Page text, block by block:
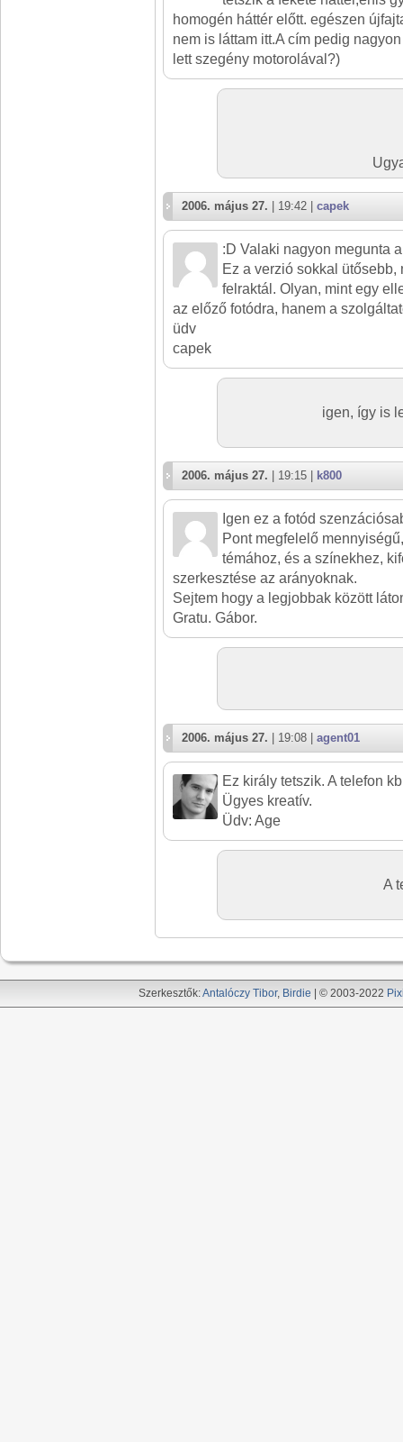
homogén háttér előtt. egészen
nem is láttam itt.A cím pedig
lett szegény motorolával?)
2006. május 27. | 19:42 | capek
:D Valaki nagyon megunta
Ez a verzió sokkal ütősebb,
felraktál. Olyan, mint egy
az előző fotódra, hanem a
üdv
capek
igen, így is
2006. május 27. | 19:15 | k800
Igen ez a fotód
Pont megfelelő
témához, és a színekhez,
szerkesztése az arányoknak.
Sejtem hogy a legjobbak között
Gratu. Gábor.
2006. május 27. | 19:08 | agent01
Ez király tetszik. A telefon
Ügyes kreatív.
Üdv: Age
A
Szerkesztők:Antalóczy Tibor, Birdie | © 2003-2022